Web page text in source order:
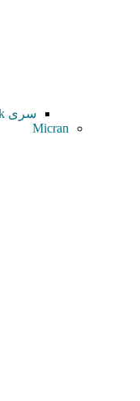
سری Minilink
Micran